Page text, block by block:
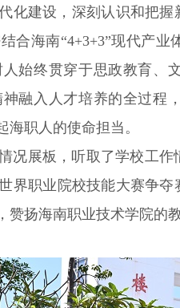
化建设，深刻认识和把
合海南“4+3+3”现代产
始终贯穿于思政教育、
融入人才培养的全过程
职人的使命担当。
况展板，听取了学校工
界职业院校技能大赛争
赞扬海南职业技术学院的